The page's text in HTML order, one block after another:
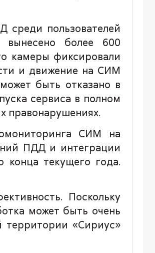
среди пользователей
более 600
камеры фиксировали
и движение на СИМ
быть отказано в
сервиса в полном
правонарушениях.
СИМ на
ПДД и интеграции
текущего года.
Поскольку
может быть очень
территории «Сириус»